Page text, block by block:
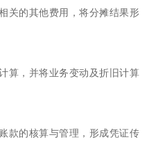
关的其他费用，将分摊结果形
算，并将业务变动及折旧计算
款的核算与管理，形成凭证传